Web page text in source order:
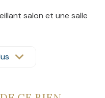
salon et une salle
coin repas,
Également à ce